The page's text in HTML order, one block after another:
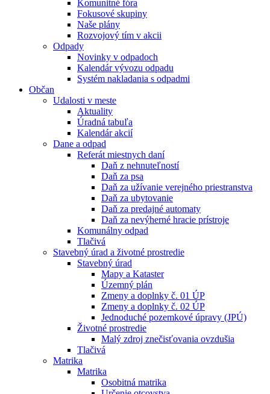
Komunitné fóra
Fokusové skupiny
Naše plány
Rozvojový tím v akcii
Odpady
Novinky v odpadoch
Kalendár vývozu odpadu
Systém nakladania s odpadmi
Občan
Udalosti v meste
Aktuality
Úradná tabuľa
Kalendár akcií
Dane a odpad
Referát miestnych daní
Daň z nehnuteľností
Daň za psa
Daň za užívanie verejného priestranstva
Daň za ubytovanie
Daň za predajné automaty
Daň za nevýherné hracie prístroje
Komunálny odpad
Tlačivá
Stavebný úrad a životné prostredie
Stavebný úrad
Mapy a Kataster
Územný plán
Zmeny a doplnky č. 01 ÚP
Zmeny a doplnky č. 02 ÚP
Jednoduché pozemkové úpravy (JPÚ)
Životné prostredie
Malý zdroj znečisťovania ovzdušia
Tlačivá
Matrika
Matrika
Osobitná matrika